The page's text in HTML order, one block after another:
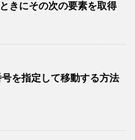
きにその次の要素を取得
を指定して移動する方法